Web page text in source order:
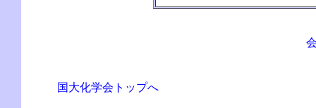
国大化学会トップへ